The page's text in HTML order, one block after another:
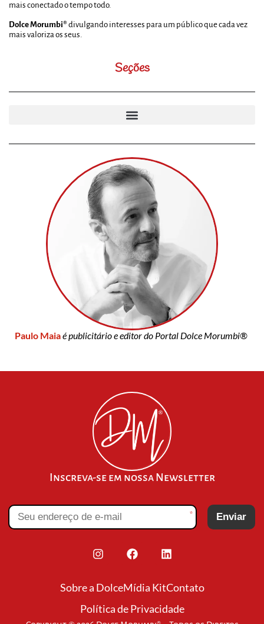
mais conectado o tempo todo.
Dolce Morumbi® divulgando interesses para um público que cada vez
mais valoriza os seus.
Seções
Paulo Maiaé publicitário e editor do Portal Dolce Morumbi®
Inscreva-se em nossa Newsletter
* Enviar
Sobre a DolceMídia KitContato
Política de Privacidade